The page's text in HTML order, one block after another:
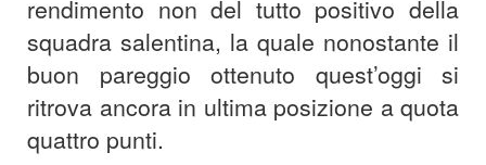
rendimento non del tutto positivo della
squadra salentina, la quale nonostante il
buon pareggio ottenuto quest’oggi si
ritrova ancora in ultima posizione a quota
quattro punti.